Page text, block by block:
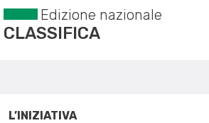
Edizione nazionale
CLASSIFICA
L’INIZIATIVA